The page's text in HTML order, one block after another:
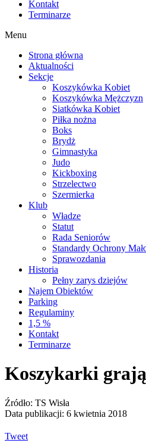
Kontakt
Terminarze
Menu
Strona główna
Aktualności
Sekcje
Koszykówka Kobiet
Koszykówka Mężczyzn
Siatkówka Kobiet
Piłka nożna
Boks
Brydż
Gimnastyka
Judo
Kickboxing
Strzelectwo
Szermierka
Klub
Władze
Statut
Rada Seniorów
Standardy Ochrony
Sprawozdania
Historia
Pełny zarys dziejów
Najem Obiektów
Parking
Regulaminy
1,5 %
Kontakt
Terminarze
Koszykarki grają
Źródło: TS Wisła
Data publikacji: 6 kwietnia 2018
Tweet